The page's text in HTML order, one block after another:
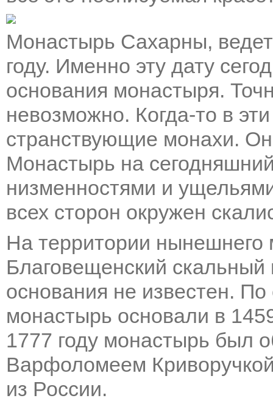
Монастырь Сахарны,
году. Именно эту дату
основания монастыря.
невозможно. Когда-то в
странствующие монахи.
Монастырь на
низменностями и
всех сторон окружен
На территории нынешнего
Благовещенский
основания не известен.
монастырь основали в
1777 году монастырь был
Варфоломеем
из России.